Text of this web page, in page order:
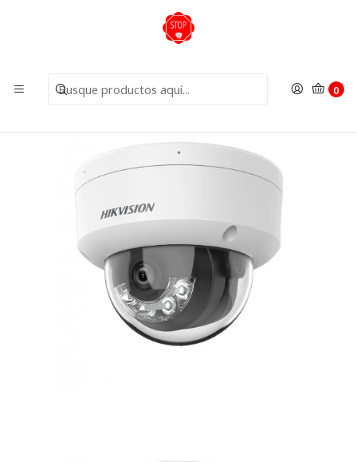
0
Cámaras Cámaras IP
Domo IP 2MP Dual Light 20M Audio PoE DS-2CD1123G2-